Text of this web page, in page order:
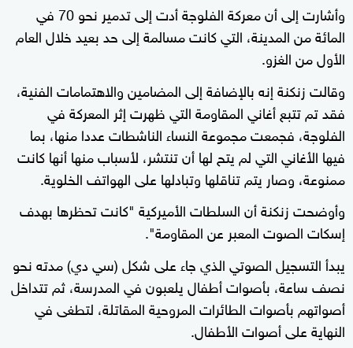
وأشارت إلى أن معركة الفلوجة أدت إلى تدمير نحو 70 في
المائة من المدينة، التي كانت مسالمة إلى حد بعيد خلال العام
الأول من الغزو.
وقالت زنكنة إنه بالإضافة إلى المضامين والاهتمامات الفنية،
فقد تم تتبع أغاني المقاومة التي ظهرت إثر المعركة في
الفلوجة، فجمعت مجموعة النساء الناشطات عددا منها، بما
فيها الأغاني التي لم يتح لها أن تنتشر، لأسباب منها أنها كانت
ممنوعة، وصار يتم تناقلها وتبادلها على الهواتف الخلوية.
وأوضحت زنكنة أن السلطات الأميركية "كانت تحظرها بهدف
إسكات الصوت المعبر عن المقاومة".
يبدأ التسجيل الصوتي الذي جاء على شكل (سي دي) مدته نحو
نصف ساعة، بأصوات أطفال يلعبون في المدرسة، ثم تتداخل
أصواتهم بأصوات الطائرات المروحية المقاتلة، لتطغى في
النهاية على أصوات الأطفال.